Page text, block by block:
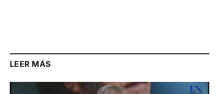
LEER MÁS